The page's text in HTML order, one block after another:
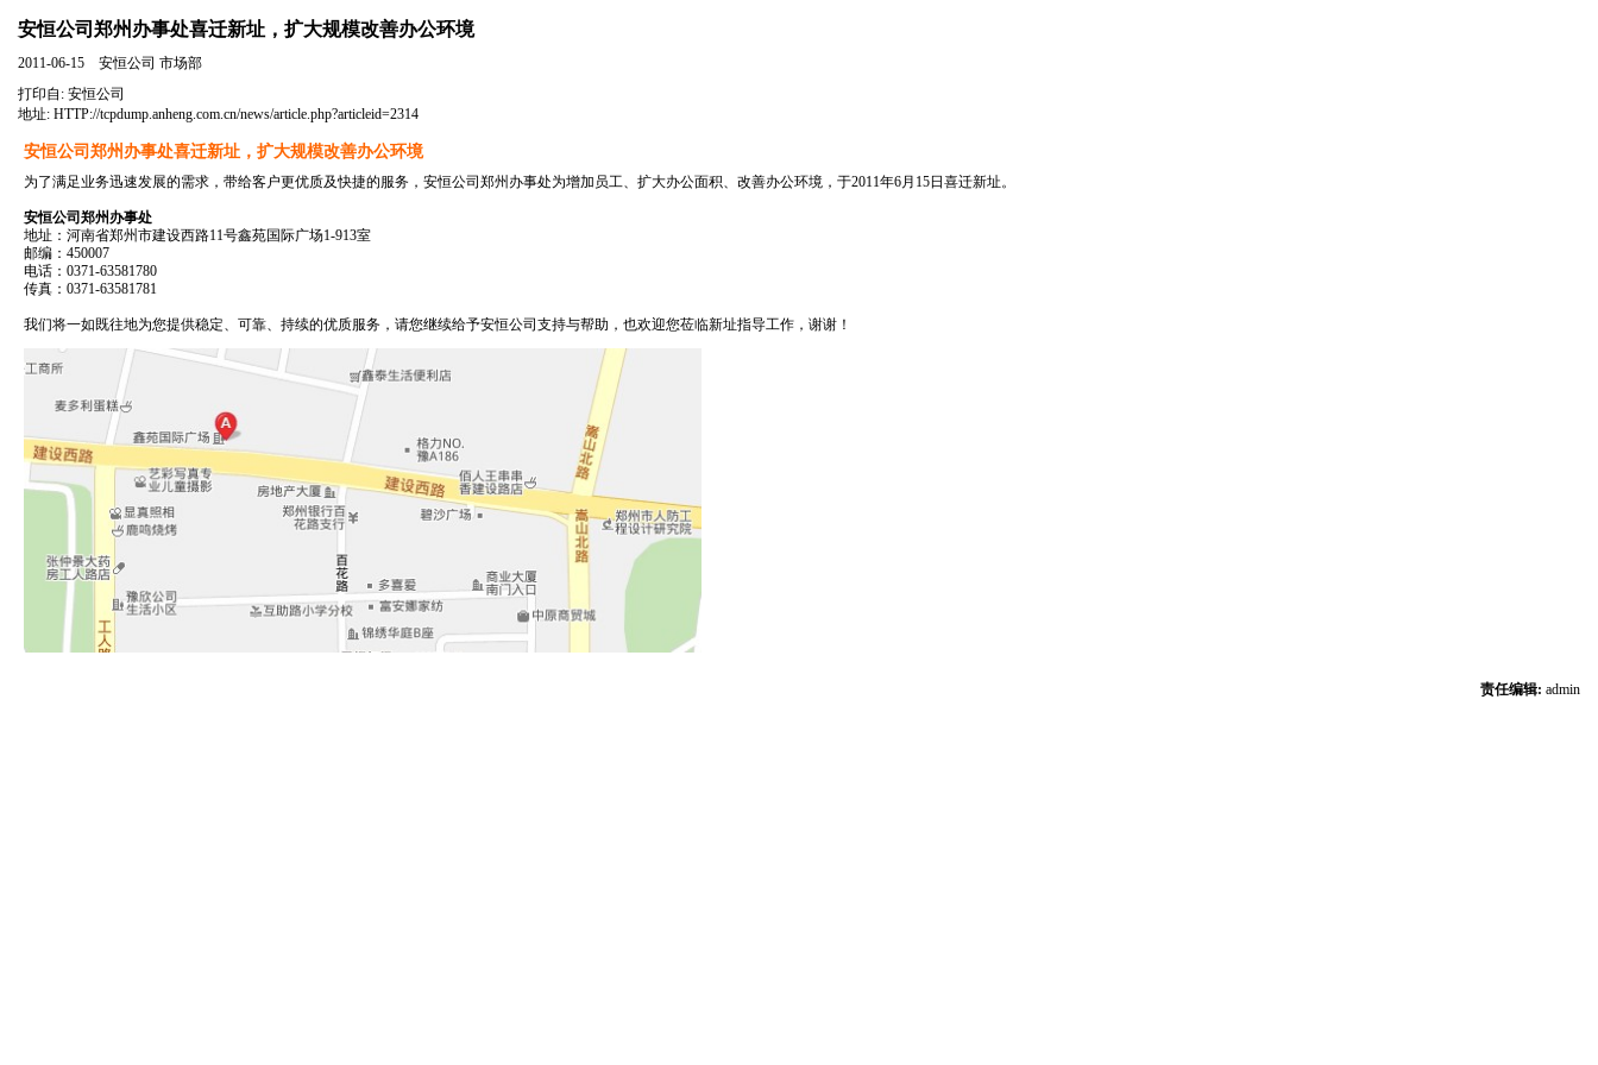
安恒公司郑州办事处喜迁新址，扩大规模改善办公环境
2011-06-15 安恒公司 市场部
打印自: 安恒公司
地址: HTTP://tcpdump.anheng.com.cn/news/article.php?articleid=2314
安恒公司郑州办事处喜迁新址，扩大规模改善办公环境
为了满足业务迅速发展的需求，带给客户更优质及快捷的服务，安恒公司郑州办事处为增加员工、扩大办公面积、改善办公环境，于2011年6月15日喜迁新址。
安恒公司郑州办事处
地址：河南省郑州市建设西路11号鑫苑国际广场1-913室
邮编：450007
电话：0371-63581780
传真：0371-63581781
我们将一如既往地为您提供稳定、可靠、持续的优质服务，请您继续给予安恒公司支持与帮助，也欢迎您莅临新址指导工作，谢谢！
责任编辑: admin